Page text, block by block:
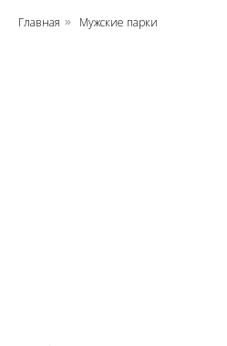
Главная » Мужские парки